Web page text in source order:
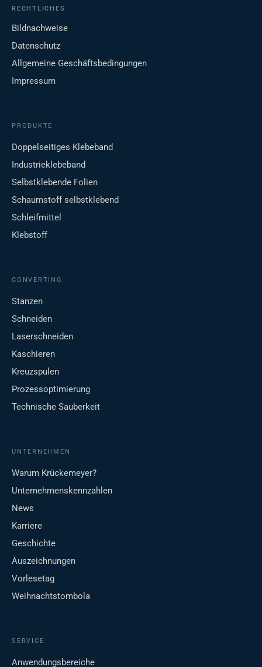
RECHTLICHES
Bildnachweise
Datenschutz
Allgemeine Geschäftsbedingungen
Impressum
PRODUKTE
Doppelseitiges Klebeband
Industrieklebeband
Selbstklebende Folien
Schaumstoff selbstklebend
Schleifmittel
Klebstoff
CONVERTING
Stanzen
Schneiden
Laserschneiden
Kaschieren
Kreuzspulen
Prozessoptimierung
Technische Sauberkeit
UNTERNEHMEN
Warum Krückemeyer?
Unternehmenskennzahlen
News
Karriere
Geschichte
Auszeichnungen
Vorlesetag
Weihnachtstombola
SERVICE
Anwendungsbereiche